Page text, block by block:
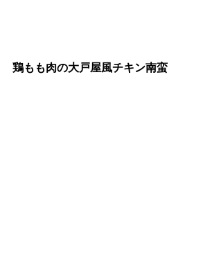
鶏もも肉の大戸屋風チキン南蛮